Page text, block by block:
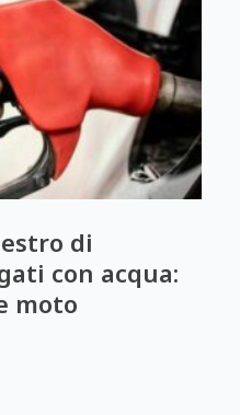
di
con acqua:
moto